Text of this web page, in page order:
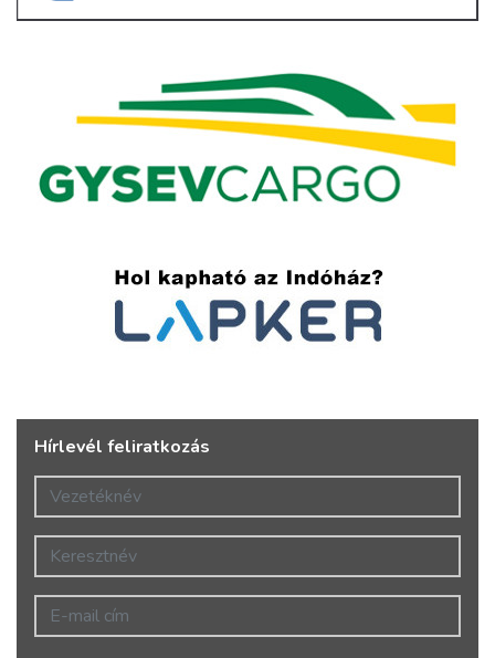
Hírlevél feliratkozás
Vezetéknév
Keresztnév
E-mail cím